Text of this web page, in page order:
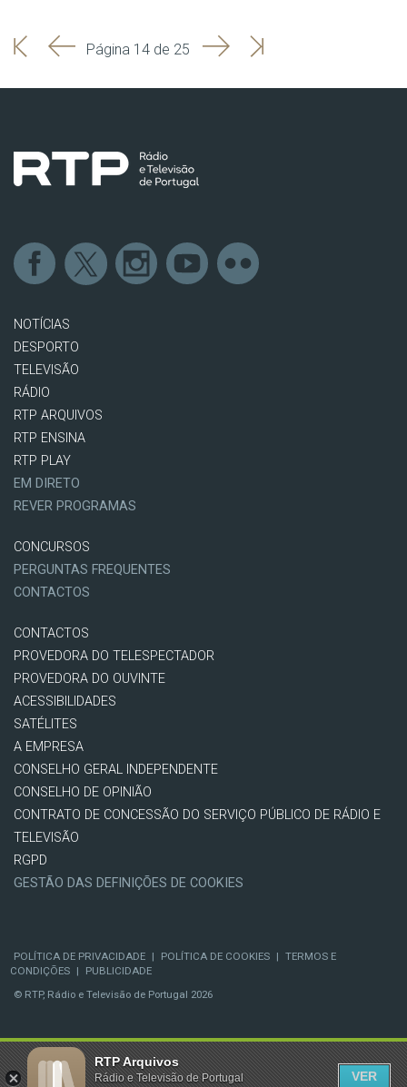
'
'
Página 14 de 25 SeguinteÚltima
NOTÍCIAS
DESPORTO
TELEVISÃO
RÁDIO
RTP ARQUIVOS
RTP ENSINA
RTP PLAY
EM DIRETO
REVER PROGRAMAS
CONCURSOS
PERGUNTAS FREQUENTES
CONTACTOS
CONTACTOS
PROVEDORA DO TELESPECTADOR
PROVEDORA DO OUVINTE
ACESSIBILIDADES
SATÉLITES
A EMPRESA
CONSELHO GERAL INDEPENDENTE
CONSELHO DE OPINIÃO
CONTRATO DE CONCESSÃO DO SERVIÇO PÚBLICO DE RÁDIO E
TELEVISÃO
RGPD
GESTÃO DAS DEFINIÇÕES DE COOKIES
POLÍTICA DE PRIVACIDADE | POLÍTICA DE COOKIES | TERMOS E
CONDIÇÕES |
PUBLICIDADE
© RTP, Rádio e Televisão de Portugal 2026
RTP Arquivos
Rádio e Televisão de Portugal
VER